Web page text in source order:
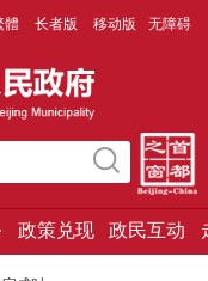
體 长者版 移动版 无障碍
政策兑现 政民互动